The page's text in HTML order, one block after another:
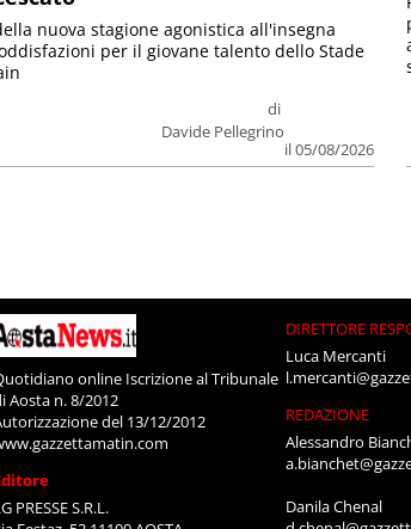
di
Davide Pellegrino
il 05/08/2026
nuova stagione agonistica all'insegna
per il giovane talento dello Stade
online Iscrizione al Tribunale
Aosta n. 8/2012
del 13/12/2012
PRESSE S.R.L.
DIRETTORE
Luca Mercanti
REDAZIONE
Alessandro
Danila Chenal